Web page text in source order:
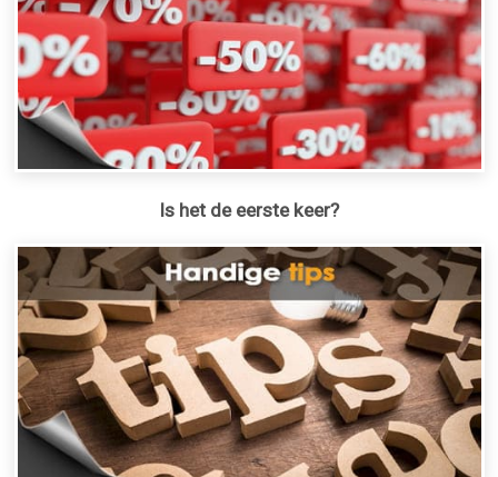
Is het de eerste keer?